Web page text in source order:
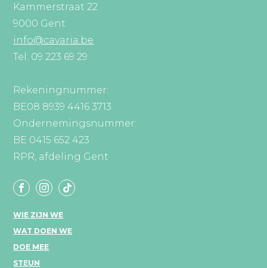
Kammerstraat 22
9000 Gent
info@cavaria.be
Tel: 09 223 69 29
Rekeningnummer:
BE08 8939 4416 3713
Ondernemingsnummer:
BE 0415 652 423
RPR, afdeling Gent
WIE ZIJN WE
WAT DOEN WE
DOE MEE
STEUN